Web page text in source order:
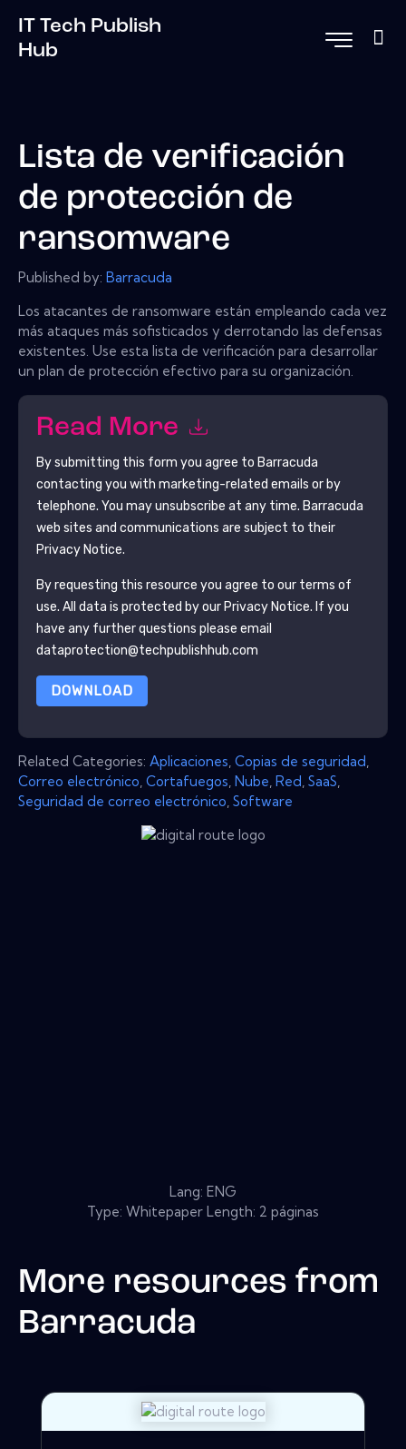
IT Tech Publish
Hub
Lista de verificación
de protección de
ransomware
Published by: Barracuda
Los atacantes de ransomware están empleando cada vez
más ataques más sofisticados y derrotando las defensas
existentes. Use esta lista de verificación para desarrollar
un plan de protección efectivo para su organización.
Read More
By submitting this form you agree to Barracuda
contacting you with marketing-related emails or by
telephone. You may unsubscribe at any time. Barracuda
web sites and communications are subject to their
Privacy Notice.
By requesting this resource you agree to our terms of
use. All data is protected by our Privacy Notice. If you
have any further questions please email
dataprotection@techpublishhub.com
DOWNLOAD
Related Categories: Aplicaciones Copias de seguridad
Correo electrónico Cortafuegos Nube Red SaaS
Seguridad de correo electrónico Software
Lang: ENG
Type: Whitepaper Length: 2 páginas
More resources from
Barracuda